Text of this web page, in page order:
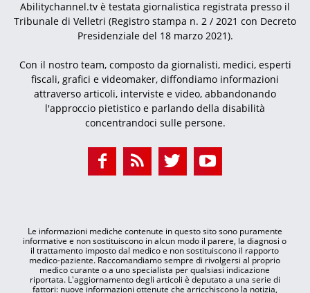
Abilitychannel.tv è testata giornalistica registrata presso il
Tribunale di Velletri (Registro stampa n. 2 / 2021 con Decreto
Presidenziale del 18 marzo 2021).
Con il nostro team, composto da giornalisti, medici, esperti
fiscali, grafici e videomaker, diffondiamo informazioni
attraverso articoli, interviste e video, abbandonando
l'approccio pietistico e parlando della disabilità
concentrandoci sulle persone.
Le informazioni mediche contenute in questo sito sono puramente
informative e non sostituiscono in alcun modo il parere, la diagnosi o
il trattamento imposto dal medico e non sostituiscono il rapporto
medico-paziente. Raccomandiamo sempre di rivolgersi al proprio
medico curante o a uno specialista per qualsiasi indicazione
riportata. L'aggiornamento degli articoli è deputato a una serie di
fattori: nuove informazioni ottenute che arricchiscono la notizia,